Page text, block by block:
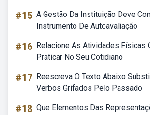
#15 A Gestão Da Instituição Deve
Instrumento De Autoavaliação
#16 Relacione As Atividades Físicas
Praticar No Seu Cotidiano
#17 Reescreva O Texto Abaixo
Verbos Grifados Pelo Passado
#18 Que Elementos Das